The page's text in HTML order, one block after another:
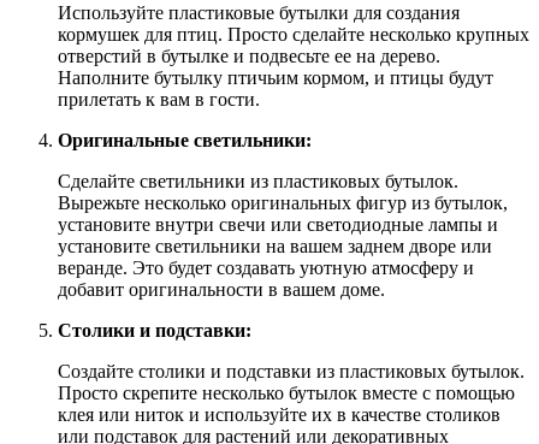
Используйте пластиковые бутылки для создания
кормушек для птиц. Просто сделайте несколько крупных
отверстий в бутылке и подвесьте ее на дерево.
Наполните бутылку птичьим кормом, и птицы будут
прилетать к вам в гости.
Оригинальные светильники:
Сделайте светильники из пластиковых бутылок.
Вырежьте несколько оригинальных фигур из бутылок,
установите внутри свечи или светодиодные лампы и
установите светильники на вашем заднем дворе или
веранде. Это будет создавать уютную атмосферу и
добавит оригинальности в вашем доме.
Столики и подставки:
Создайте столики и подставки из пластиковых бутылок.
Просто скрепите несколько бутылок вместе с помощью
клея или ниток и используйте их в качестве столиков
или подставок для растений или декоративных